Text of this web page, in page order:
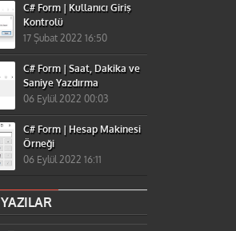
C# Form | Kullanıcı Giriş
Kontrolü
17 Şubat 2022 16:50
C# Form | Saat, Dakika ve
Saniye Yazdırma
06 Eylül 2022 00:03
C# Form | Hesap Makinesi
Örneği
06 Eylül 2022 16:11
YAZILAR